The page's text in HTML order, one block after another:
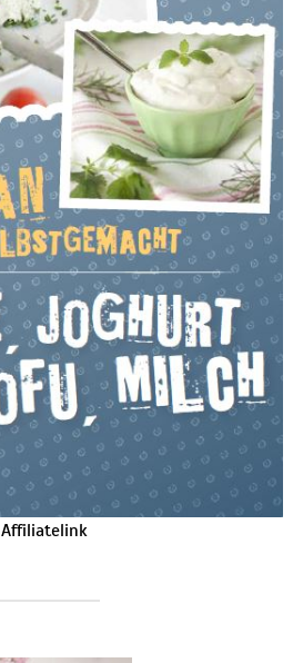
Affiliatelink